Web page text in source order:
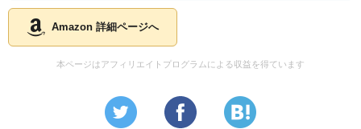
Amazon 詳細ページへ
本ページはアフィリエイトプログラムによる収益を得ています